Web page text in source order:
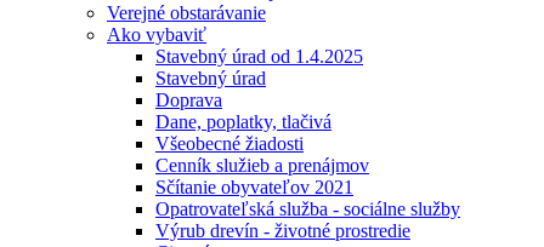
Verejné obstarávanie
Ako vybaviť
Stavebný úrad od 1.4.2025
Stavebný úrad
Doprava
Dane, poplatky, tlačivá
Všeobecné žiadosti
Cenník služieb a prenájmov
Sčítanie obyvateľov 2021
Opatrovateľská služba - sociálne služby
Výrub drevín - životné prostredie